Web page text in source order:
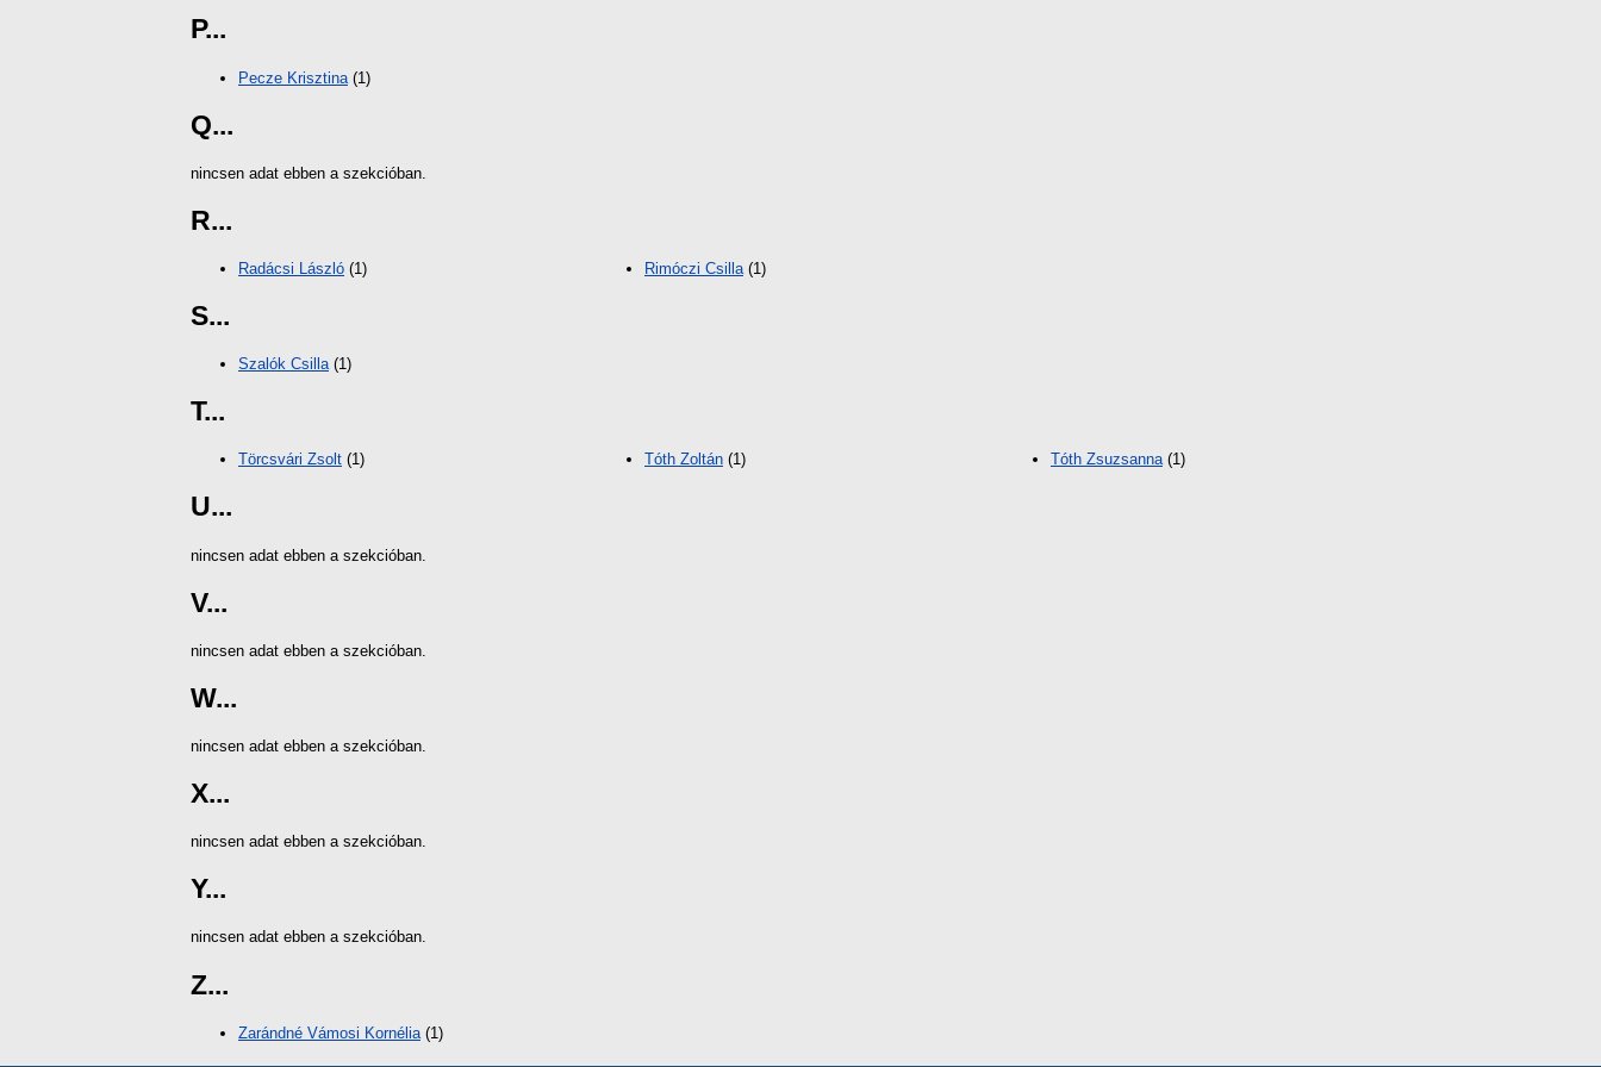
P...
Pecze Krisztina (1)
Q...
nincsen adat ebben a szekcióban.
R...
Radácsi László (1) Rimóczi Csilla (1)
S...
Szalók Csilla(1)
T...
Törcsvári Zsolt (1) Tóth Zoltán (1) Tóth Zsuzsanna(1)
U...
nincsen adat ebben a szekcióban.
V...
nincsen adat ebben a szekcióban.
W...
nincsen adat ebben a szekcióban.
X...
nincsen adat ebben a szekcióban.
Y...
nincsen adat ebben a szekcióban.
Z...
Zarándné Vámosi Kornélia (1)